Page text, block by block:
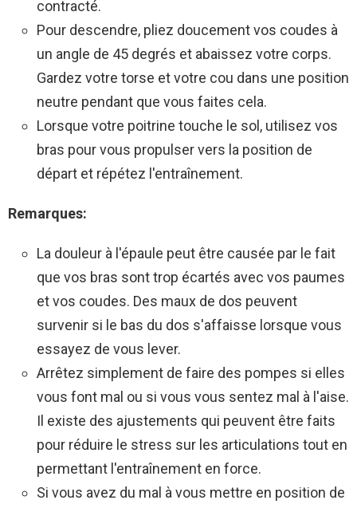
contracté.
Pour descendre, pliez doucement vos coudes à
un angle de 45 degrés et abaissez votre corps.
Gardez votre torse et votre cou dans une position
neutre pendant que vous faites cela.
Lorsque votre poitrine touche le sol, utilisez vos
bras pour vous propulser vers la position de
départ et répétez l'entraînement.
Remarques:
La douleur à l'épaule peut être causée par le fait
que vos bras sont trop écartés avec vos paumes
et vos coudes. Des maux de dos peuvent
survenir si le bas du dos s'affaisse lorsque vous
essayez de vous lever.
Arrêtez simplement de faire des pompes si elles
vous font mal ou si vous vous sentez mal à l'aise.
Il existe des ajustements qui peuvent être faits
pour réduire le stress sur les articulations tout en
permettant l'entraînement en force.
Si vous avez du mal à vous mettre en position de